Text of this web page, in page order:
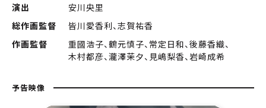
演出
安川央里
総作画監督
皆川愛香利、志賀祐香
作画監督
重國浩子、鶴元慎子、常定日和、後藤香織、
木村都彦、瀧澤茉夕、見嶋梨香、岩崎成希
予告映像